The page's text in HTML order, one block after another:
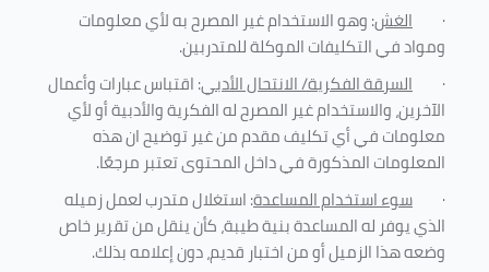
· الغش: وهو الاستخدام غير المصرح به لأي معلومات
ومواد في التكليفاتالموكلة للمتدربين.
· السرقة الفكرية/ الانتحال الأدبي: اقتباس عبارات وأعمال
الآخرين، والاستخدام غير المصرح له الفكرية والأدبية أو لأي
معلومات في أي تكليف مقدم من غير توضيح ان هذه
المعلومات المذكورة في داخل المحتوى تعتبر مرجعًا.
· سوء استخدام المساعدة: استغلال متدرب لعمل زميله
الذي يوفر له المساعدة بنية طيبة، كأن ينقل من تقرير خاص
وضعه هذا الزميل أو من اختبار قديم، دون إعلامه بذلك.